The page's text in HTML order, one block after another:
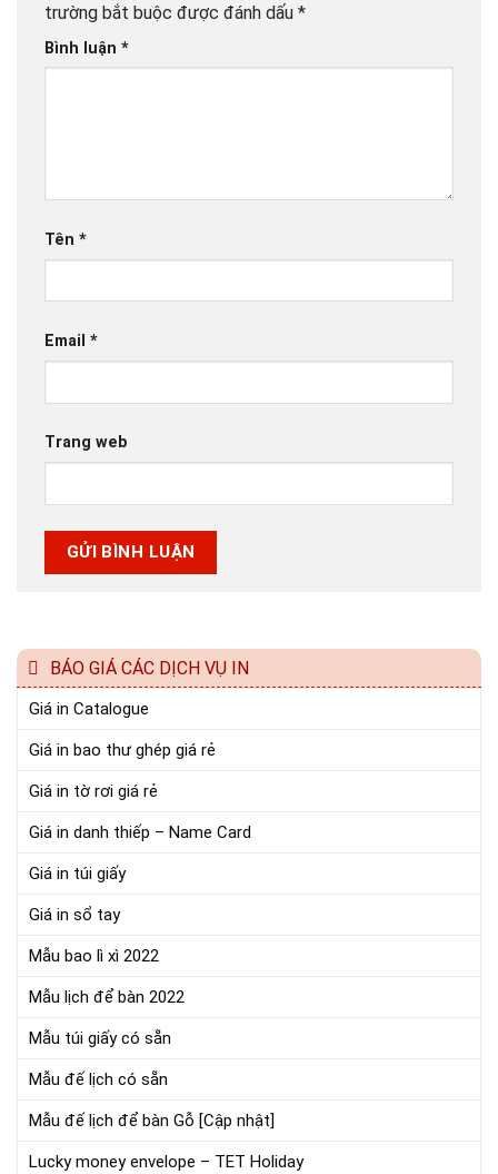
trường bắt buộc được đánh dấu *
Bình luận *
Tên *
Email *
Trang web
BÁO GIÁ CÁC DỊCH VỤ IN
Giá in Catalogue
Giá in bao thư ghép giá rẻ
Giá in tờ rơi giá rẻ
Giá in danh thiếp – Name Card
Giá in túi giấy
Giá in sổ tay
Mẫu bao lì xì 2022
Mẫu lịch để bàn 2022
Mẫu túi giấy có sẵn
Mẫu đế lịch có sẵn
Mẫu đế lịch để bàn Gỗ [Cập nhật]
Lucky money envelope – TET Holiday